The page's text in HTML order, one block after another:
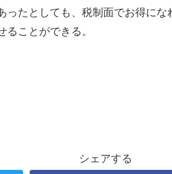
ったとしても、税制面でお得に
ことができる。
シェアする